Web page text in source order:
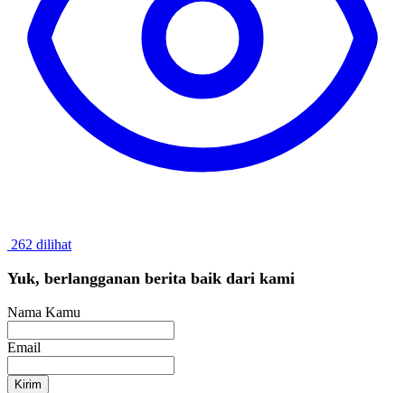
262 dilihat
Yuk, berlangganan berita baik dari kami
Nama Kamu
Email
Kirim